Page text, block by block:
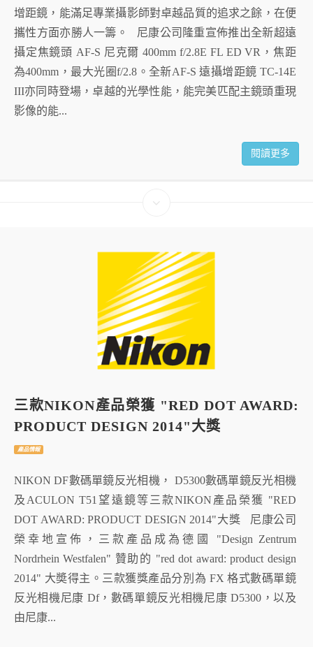
增距鏡，能滿足專業攝影師對卓越品質的追求之餘，在便
攜性方面亦勝人一籌。 尼康公司隆重宣佈推出全新超遠
攝定焦鏡頭 AF-S 尼克爾 400mm f/2.8E FL ED VR，焦距
為400mm，最大光圈f/2.8。全新AF-S 遠攝增距鏡 TC-14E
III亦同時登場，卓越的光學性能，能完美匹配主鏡頭重現
影像的能...
閱讀更多
三款NIKON產品榮獲 "RED DOT AWARD:
PRODUCT DESIGN 2014"大獎
產品情報
NIKON DF數碼單鏡反光相機， D5300數碼單鏡反光相機
及ACULON T51望遠鏡等三款NIKON產品榮獲 "RED
DOT AWARD: PRODUCT DESIGN 2014"大獎 尼康公司
榮幸地宣佈，三款產品成為德國 "Design Zentrum
Nordrhein Westfalen" 贊助的 "red dot award: product design
2014" 大奬得主。三款獲獎產品分別為 FX 格式數碼單鏡
反光相機尼康 Df，數碼單鏡反光相機尼康 D5300，以及
由尼康...